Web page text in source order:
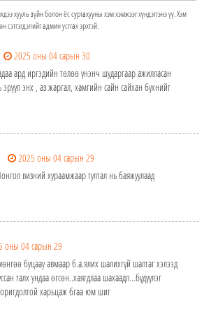
хууль зүйн болон ёс суртахууны хэм хэмжээг хүндэтгэнэ үү. Хэм
сэтгэгдэлийг админ устгах эрхтэй.
2025 оны 04 сарын 30
ард иргэдийн төлөө үнэнч шударгаар ажилласан
энх , аз жаргал, хамгийн сайн сайхан бүхнийг
2025 оны 04 сарын 29
визний хураамжаар тултал нь баяжуулаад
оны 04 сарын 29
буцаау авмаар б.а.ялих шалихгүй шалтаг хэлээд
талх ундаа өгсөн..хаягдлаа шахаадл...бүдүүлэг
харьцаж бгаа юм шиг